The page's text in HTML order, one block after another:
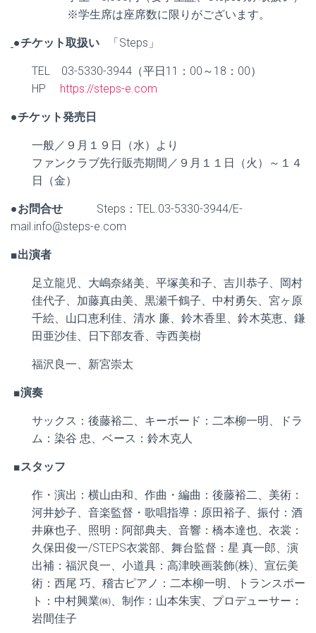
※学生席は座席数に限りがございます。
●チケット取扱い 「Steps」
TEL 03-5330-3944（平日11：00～18：00）
HP https://steps-e.com
●チケット発売日
一般／９月１９日（水）より
ファンクラブ先行販売期間／９月１１日（火）～１４
日（金）
●お問合せ Steps：TEL.03-5330-3944/E-
mail.info@steps-e.com
■出演者
足立龍児、大嶋奈緒美、平塚美和子、吉川恭子、岡村
佳代子、加藤真由美、黒瀬千鶴子、中村勇矢、宮ヶ原
千絵、山口恵利佳、清水 廉、鈴木香里、鈴木英恵、鎌
田亜沙佳、日下部友香、寺西美樹
福沢良一、新宮崇太
■演奏
サックス：後藤裕二、キーボード：二本柳一明、ドラ
ム：染谷 忠、ベース：鈴木克人
■スタッフ
作・演出：横山由和、作曲・編曲：後藤裕二、美術：
河井妙子、音楽監督・歌唱指導：原田裕子、振付：酒
井麻也子、照明：阿部典夫、音響：橋本達也、衣裳：
久保田俊一/STEPS衣裳部、舞台監督：星 真一郎、演
出補：福沢良一、小道具：高津映画装飾(株)、宣伝美
術：西尾 巧、稽古ピアノ：二本柳一明、トランスポー
ト：中村興業㈱、制作：山本朱実、プロデューサー：
岩間佳子